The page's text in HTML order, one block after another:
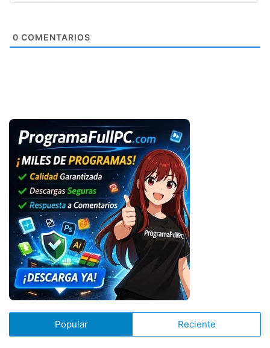
0 COMENTARIOS
Popular Reciente